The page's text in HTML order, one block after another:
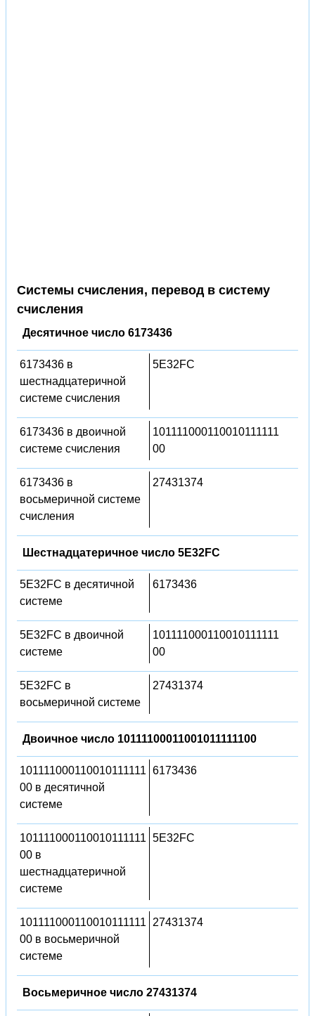
Системы счисления, перевод в систему
счисления
Десятичное число 6173436
6173436 в
шестнадцатеричной
системе счисления
5E32FC
6173436 в двоичной
системе счисления
101111000110010111111
00
6173436 в
восьмеричной системе
счисления
27431374
Шестнадцатеричное число 5E32FC
5E32FC в десятичной
системе
6173436
5E32FC в двоичной
системе
101111000110010111111
00
5E32FC в
восьмеричной системе
27431374
Двоичное число 10111100011001011111100
101111000110010111111
00 в десятичной
системе
6173436
101111000110010111111
00 в
шестнадцатеричной
системе
5E32FC
101111000110010111111
00 в восьмеричной
системе
27431374
Восьмеричное число 27431374